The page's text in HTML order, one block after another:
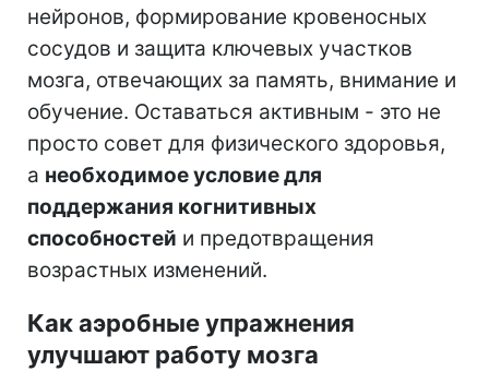
нейронов, формирование кровеносных
сосудов и защита ключевых участков
мозга, отвечающих за память, внимание и
обучение. Оставаться активным - это не
просто совет для физического здоровья,
а необходимое условие для
поддержания когнитивных
способностей и предотвращения
возрастных изменений.
Как аэробные упражнения
улучшают работу мозга